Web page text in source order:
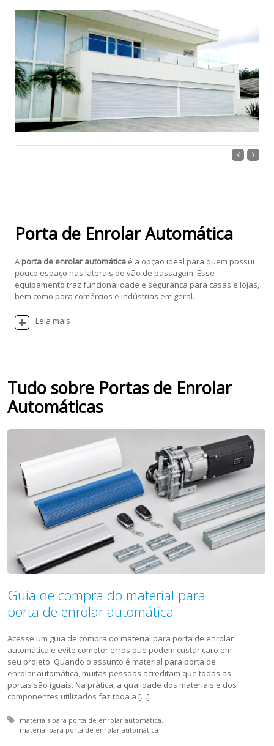
Porta de Enrolar Automática
A porta de enrolar automáticaé a opção ideal para quem possui
pouco espaço nas laterais do vão de passagem. Esse
equipamento traz funcionalidade e segurança para casas e lojas,
bem como para comércios e indústrias em geral.
Leia mais
Tudo sobre Portas de Enrolar
Automáticas
Guia de compra do material para
porta de enrolar automática
Acesse um guia de compra do material para porta de enrolar
automática e evite cometer erros que podem custar caro em
seu projeto. Quando o assunto é material para porta de
enrolar automática, muitas pessoas acreditam que todas as
portas são iguais. Na prática, a qualidade dos materiais e dos
componentes utilizados faz toda a […]
Tagged with:
materiais para porta de enrolar automática
material para porta de enrolar automática